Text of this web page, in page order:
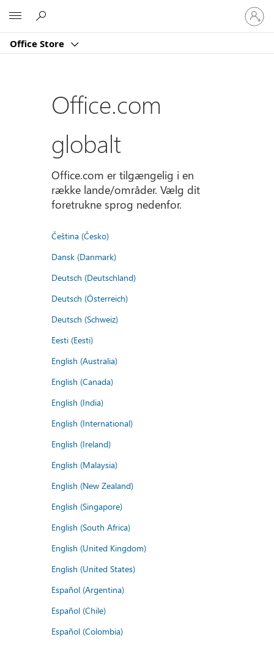
Office Store
Log
på
din
Office.com
globalt
Office.com er tilgængelig i en
række lande/områder. Vælg dit
foretrukne sprog nedenfor.
Čeština (Česko)
Dansk (Danmark)
Deutsch (Deutschland)
Deutsch (Österreich)
Deutsch (Schweiz)
Eesti (Eesti)
English (Australia)
English (Canada)
English (India)
English (International)
English (Ireland)
English (Malaysia)
English (New Zealand)
English (Singapore)
English (South Africa)
English (United Kingdom)
English (United States)
Español (Argentina)
Español (Chile)
Español (Colombia)